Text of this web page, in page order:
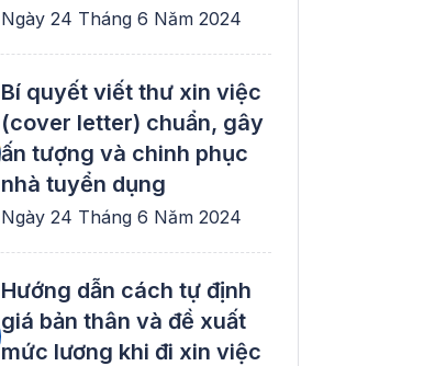
Ngày 24 Tháng 6 Năm 2024
Bí quyết viết thư xin việc
(cover letter) chuẩn, gây
ấn tượng và chinh phục
nhà tuyển dụng
Ngày 24 Tháng 6 Năm 2024
Hướng dẫn cách tự định
giá bản thân và đề xuất
mức lương khi đi xin việc